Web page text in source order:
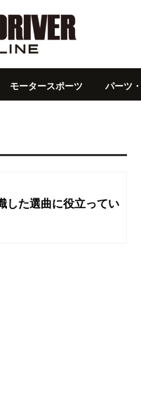
モータースポーツ パーツ
した選曲に役立ってい